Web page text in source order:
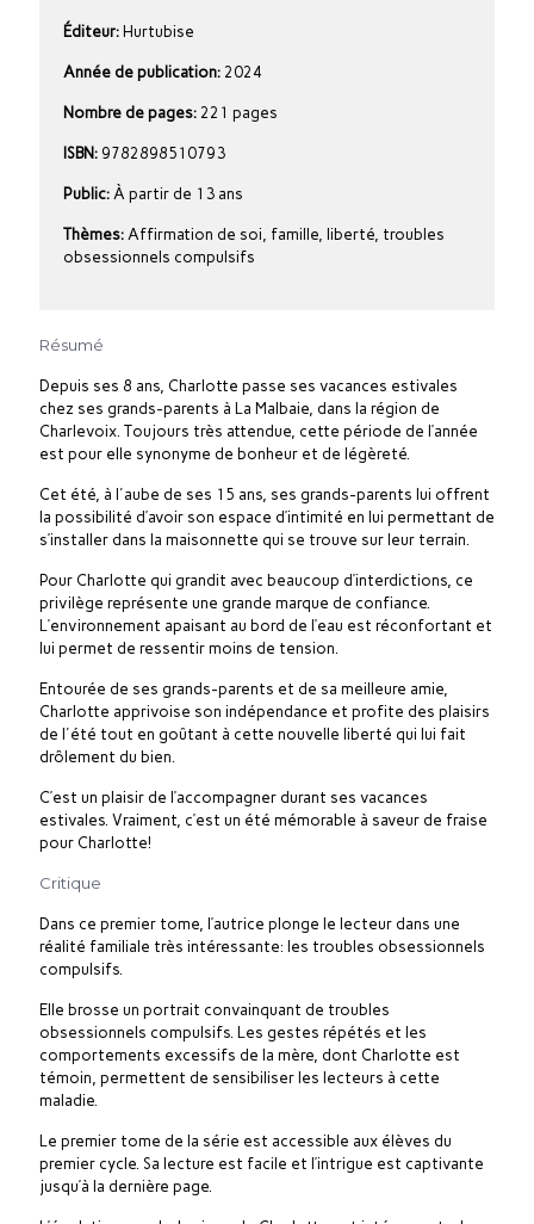
Éditeur: Hurtubise
Année de publication: 2024
Nombre de pages: 221 pages
ISBN: 9782898510793
Public: À partir de 13 ans
Thèmes: Affirmation de soi, famille, liberté, troubles
obsessionnels compulsifs
Résumé
Depuis ses 8 ans, Charlotte passe ses vacances estivales
chez ses grands-parents à La Malbaie, dans la région de
Charlevoix. Toujours très attendue, cette période de l’année
est pour elle synonyme de bonheur et de légèreté.
Cet été, à l'aube de ses 15 ans, ses grands-parents lui offrent
la possibilité d’avoir son espace d’intimité en lui permettant de
s’installer dans la maisonnette qui se trouve sur leur terrain.
Pour Charlotte qui grandit avec beaucoup d’interdictions, ce
privilège représente une grande marque de confiance.
L’environnement apaisant au bord de l’eau est réconfortant et
lui permet de ressentir moins de tension.
Entourée de ses grands-parents et de sa meilleure amie,
Charlotte apprivoise son indépendance et profite des plaisirs
de l'été tout en goûtant à cette nouvelle liberté qui lui fait
drôlement du bien.
C’est un plaisir de l’accompagner durant ses vacances
estivales. Vraiment, c’est un été mémorable à saveur de fraise
pour Charlotte!
Critique
Dans ce premier tome, l’autrice plonge le lecteur dans une
réalité familiale très intéressante: les troubles obsessionnels
compulsifs.
Elle brosse un portrait convainquant de troubles
obsessionnels compulsifs. Les gestes répétés et les
comportements excessifs de la mère, dont Charlotte est
témoin, permettent de sensibiliser les lecteurs à cette
maladie.
Le premier tome de la série est accessible aux élèves du
premier cycle. Sa lecture est facile et l’intrigue est captivante
jusqu’à la dernière page.